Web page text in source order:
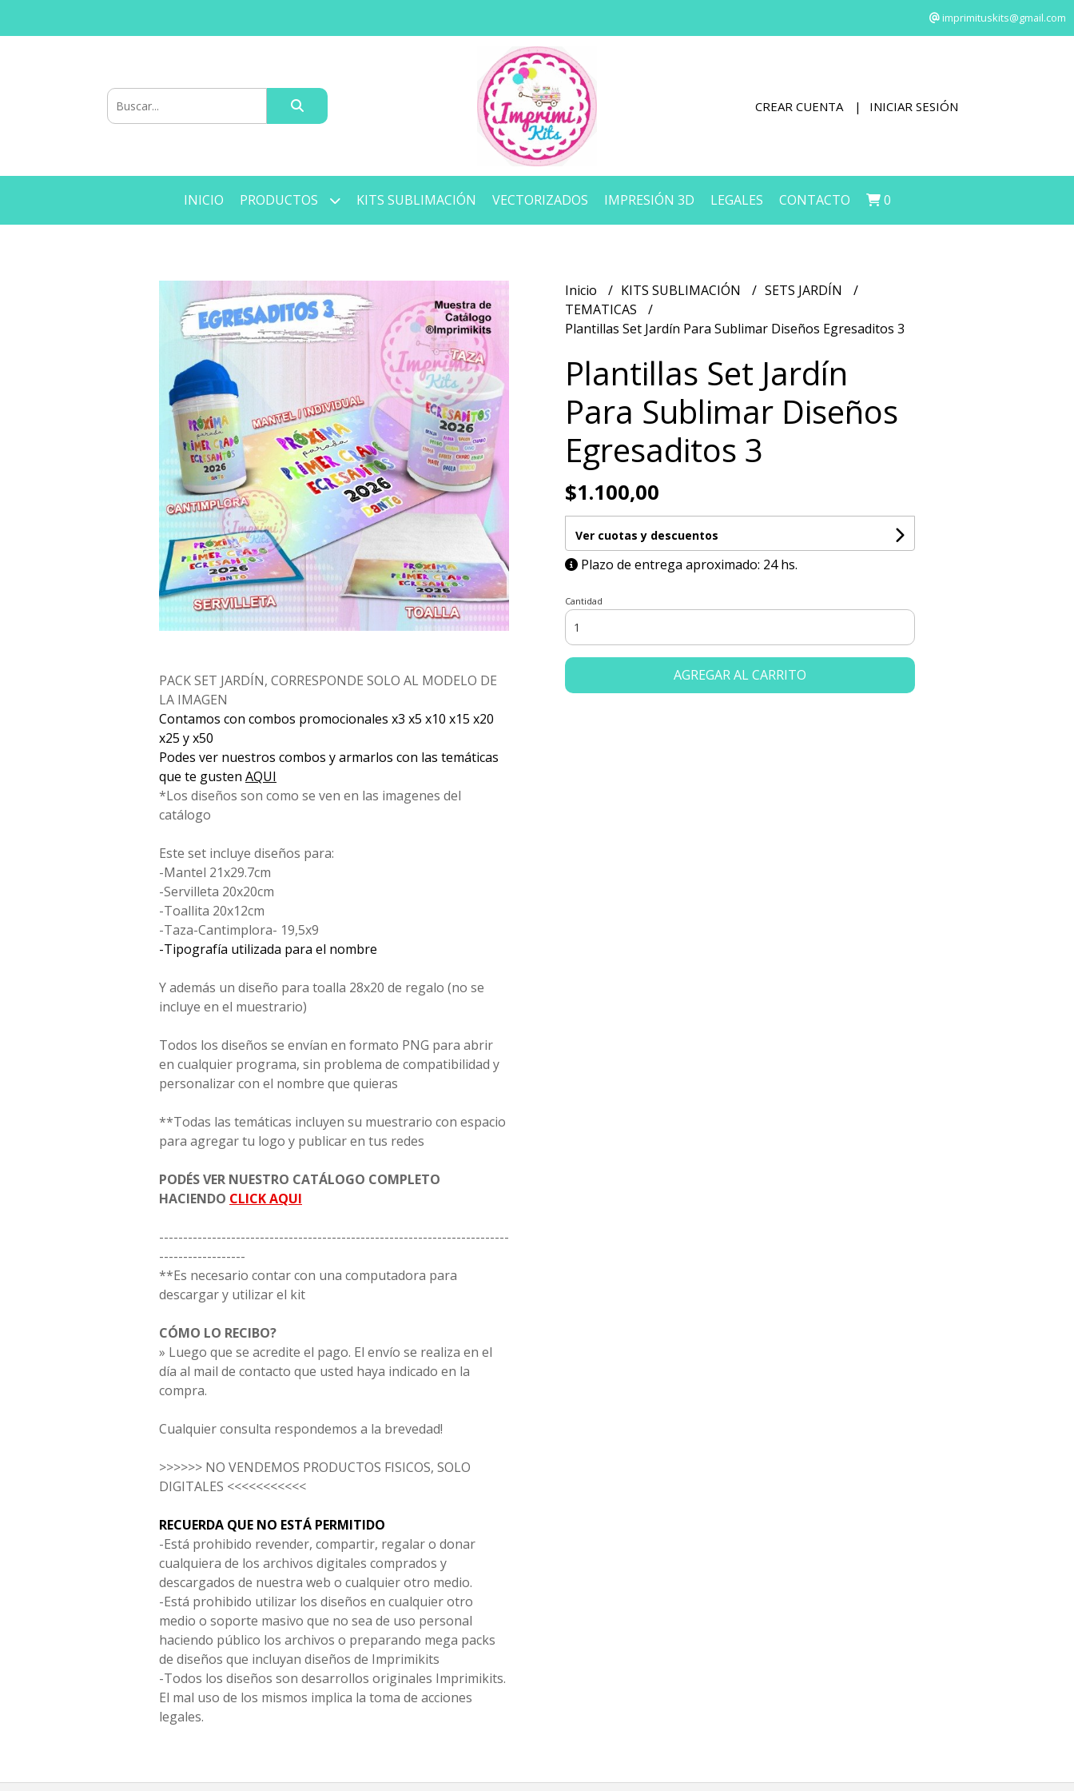
imprimituskits@gmail.com
CREAR CUENTA INICIAR SESIÓN
INICIO PRODUCTOS KITS SUBLIMACIÓN VECTORIZADOS IMPRESIÓN 3D LEGALES CONTACTO 0
PACK SET JARDÍN, CORRESPONDE SOLO AL MODELO DE
LA IMAGEN
Contamos con combos promocionales x3 x5 x10 x15 x20
x25 y x50
Podes ver nuestros combos y armarlos con las temáticas
que te gusten AQUI
*Los diseños son como se ven en las imagenes del
catálogo
Este set incluye diseños para:
-Mantel 21x29.7cm
-Servilleta 20x20cm
-Toallita 20x12cm
-Taza-Cantimplora- 19,5x9
-Tipografía utilizada para el nombre
Y además un diseño para toalla 28x20 de regalo (no se
incluye en el muestrario)
Todos los diseños se envían en formato PNG para abrir
en cualquier programa, sin problema de compatibilidad y
personalizar con el nombre que quieras
**Todas las temáticas incluyen su muestrario con espacio
para agregar tu logo y publicar en tus redes
PODÉS VER NUESTRO CATÁLOGO COMPLETO
HACIENDO CLICK AQUI
-------------------------------------------------------------------------
------------------
**Es necesario contar con una computadora para
descargar y utilizar el kit
CÓMO LO RECIBO?
» Luego que se acredite el pago. El envío se realiza en el
día al mail de contacto que usted haya indicado en la
compra.
Cualquier consulta respondemos a la brevedad!
>>>>>> NO VENDEMOS PRODUCTOS FISICOS, SOLO
DIGITALES <<<<<<<<<<<
RECUERDA QUE NO ESTÁ PERMITIDO
-Está prohibido revender, compartir, regalar o donar
cualquiera de los archivos digitales comprados y
descargados de nuestra web o cualquier otro medio.
-Está prohibido utilizar los diseños en cualquier otro
medio o soporte masivo que no sea de uso personal
haciendo público los archivos o preparando mega packs
de diseños que incluyan diseños de Imprimikits
-Todos los diseños son desarrollos originales Imprimikits.
El mal uso de los mismos implica la toma de acciones
legales.
Inicio KITS SUBLIMACIÓN
SETS JARDÍN
TEMATICAS
Plantillas Set Jardín Para Sublimar Diseños Egresaditos 3
Plantillas Set Jardín
Para Sublimar Diseños
Egresaditos 3
$1.100,00
Ver cuotas y descuentos
Plazo de entrega aproximado: 24 hs.
Cantidad
AGREGAR AL CARRITO